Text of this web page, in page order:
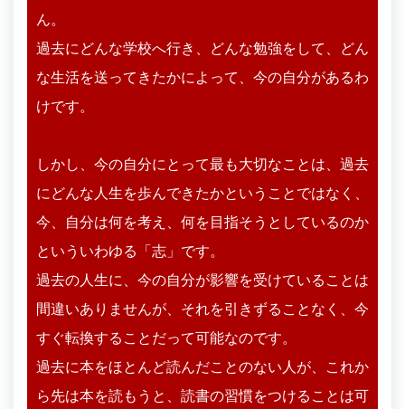
ん。
過去にどんな学校へ行き、どんな勉強をして、どん
な生活を送ってきたかによって、今の自分があるわ
けです。
しかし、今の自分にとって最も大切なことは、過去
にどんな人生を歩んできたかということではなく、
今、自分は何を考え、何を目指そうとしているのか
といういわゆる「志」です。
過去の人生に、今の自分が影響を受けていることは
間違いありませんが、それを引きずることなく、今
すぐ転換することだって可能なのです。
過去に本をほとんど読んだことのない人が、これか
ら先は本を読もうと、読書の習慣をつけることは可